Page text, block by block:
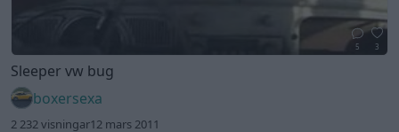
5 3
Sleeper vw bug
boxersexa
2 232 visningar12 mars 2011